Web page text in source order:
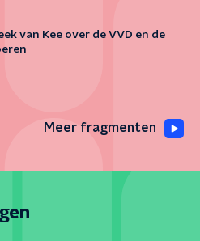
van Kee over de VVD en de
Meer fragmenten